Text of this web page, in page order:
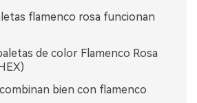
flamenco rosa funcionan
de color Flamenco Rosa
bien con flamenco